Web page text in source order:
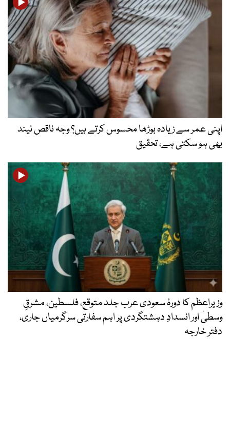
اپنی عمر سے زیادہ بوڑھا محسوس کرتے ہیں؟ وجہ ناقص نیند
بھی ہو سکتی ہے، تحقیق
وزیراعظم کا دورۂ سعودی عرب جلد متوقع، فلسطین، مشرقِ
وسطیٰ اور انسدادِ دہشتگردی پر اہم سفارتی سرگرمیاں جاری،
دفتر خارجہ